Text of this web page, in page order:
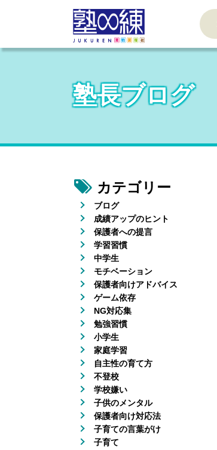
塾長ブログ
カテゴリー
ブログ
成績アップのヒント
保護者への提言
学習習慣
中学生
モチベーション
保護者向けアドバイス
ゲーム依存
NG対応集
勉強習慣
小学生
家庭学習
自主性の育て方
不登校
学校嫌い
子供のメンタル
保護者向け対応法
子育ての言葉がけ
子育て